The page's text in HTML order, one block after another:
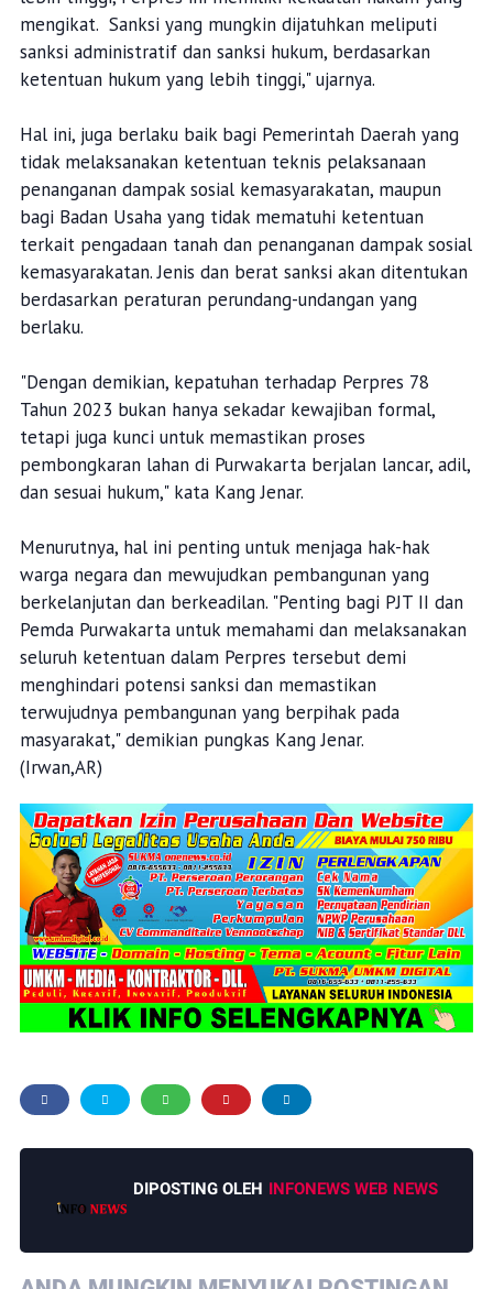
menurut Mahesa Jenar, berpotensi menimbulkan sanksi
hukum, meskipun sanksi tersebut tidak secara eksplisit
tercantum dalam Perpres.
"Sebagai peraturan turunan dari Undang-Undang yang
lebih tinggi, Perpres ini memiliki kekuatan hukum yang
mengikat. Sanksi yang mungkin dijatuhkan meliputi
sanksi administratif dan sanksi hukum, berdasarkan
ketentuan hukum yang lebih tinggi," ujarnya.
Hal ini, juga berlaku baik bagi Pemerintah Daerah yang
tidak melaksanakan ketentuan teknis pelaksanaan
bagi Badan Usaha yang tidak mematuhi ketentuan
terkait pengadaan tanah dan penanganan dampak sosial
kemasyarakatan. Jenis dan berat sanksi akan ditentukan
berdasarkan peraturan perundang-undangan yang
berlaku.
"Dengan demikian, kepatuhan terhadap Perpres 78
Tahun 2023 bukan hanya sekadar kewajiban formal,
tetapi juga kunci untuk memastikan proses
pembongkaran lahan di Purwakarta berjalan lancar, adil,
dan sesuai hukum," kata Kang Jenar.
Menurutnya, hal ini penting untuk menjaga hak-hak
warga negara dan mewujudkan pembangunan yang
berkelanjutan dan berkeadilan. "Penting bagi PJT II dan
Pemda Purwakarta untuk memahami dan melaksanakan
seluruh ketentuan dalam Perpres tersebut demi
menghindari potensi sanksi dan memastikan
terwujudnya pembangunan yang berpihak pada
masyarakat," demikian pungkas Kang Jenar.
(Irwan,AR)